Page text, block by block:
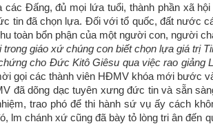
các Đấng, đủ mọi lứa tuổi, thành phần xã
tin đã chọn lựa. Đối với tổ quốc, đất nước
toàn bổn phận của một người con, người
giáo xứ chúng con biết chọn lựa giá trị
cho Đức Kitô Giêsu qua việc rao giảng
gọi các thành viên HĐMV khóa mới bước
đã dõng dạc tuyên xưng đức tin và sẵn
trao phó để thi hành sứ vụ ấy cách
lm chánh xứ cũng đã bày tỏ lòng tri ân đến